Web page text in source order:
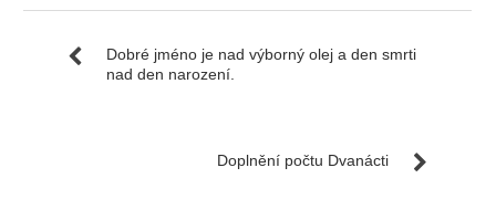
Dobré jméno je nad výborný olej a den smrti
nad den narození.
Doplnění počtu Dvanácti